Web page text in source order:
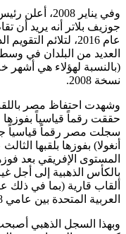
وفي يناير
جوزيف بلاتر أنه يريد أن
عام 2016، لتلائم
العديد من البلدان في
(بالنسبة لهؤلاء هي أشهر
نسخة 2008.
وشهدت احتفاظ مصر
أنغولا) بفوزها بلقبها
بالكأس الذهبية إلى أجل
ألقاب قارية (بما في
العربية المتحدة بين عامي 1958 و1961).
وبهذا السجل الذهبي